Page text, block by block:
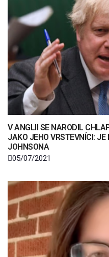
V ANGLII SE NARODIL
JAKO JEHO VRSTEVNÍCI: JE
JOHNSONA
05/07/2021